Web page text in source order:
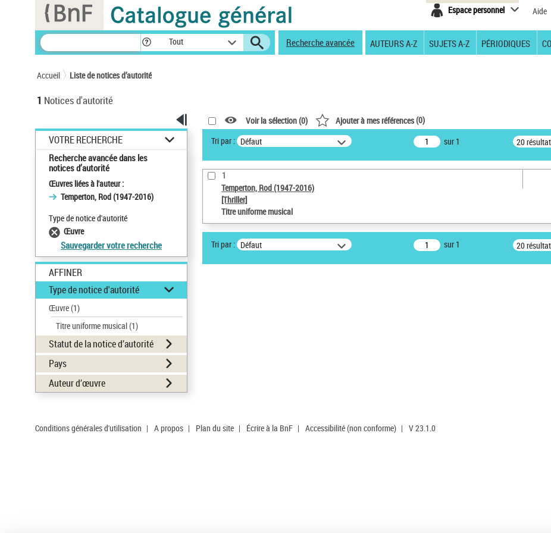
Espace personnel Aide
Tout Recherche avancée AUTEURS A-Z SUJETS A-Z PÉRIODIQUES
Accueil Liste de notices d’autorité
1 Notices d'autorité
VOTRE RECHERCHE
Recherche avancée dans les
notices d’autorité
Œuvres liées à l'auteur :
Temperton, Rod (1947-2016)
Type de notice d'autorité
Œuvre
Sauvegarder votre recherche
AFFINER
Type de notice d'autorité
Œuvre(1)
Titre uniforme musical(1)
Statut de la notice d’autorité
Pays
Auteur d’œuvre
Voir la sélection (0) Ajouter à mes références(0)
Tri par : Défaut sur 1 20
1
Temperton, Rod (1947-2016)
[Thriller]
Titre uniforme musical
Tri par : Défaut sur 1 20
Conditions générales d'utilisation | A propos | Plan du site | Écrire à la BnF | Accessibilité (non conforme) | V 23.1.0
Panneau de gestion des cookies